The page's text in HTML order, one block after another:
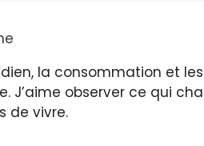
la consommation et
J’aime observer ce qui
de vivre.